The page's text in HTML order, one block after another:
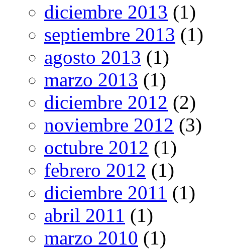
diciembre 2013 (1)
septiembre 2013 (1)
agosto 2013 (1)
marzo 2013 (1)
diciembre 2012 (2)
noviembre 2012 (3)
octubre 2012 (1)
febrero 2012 (1)
diciembre 2011 (1)
abril 2011 (1)
marzo 2010 (1)